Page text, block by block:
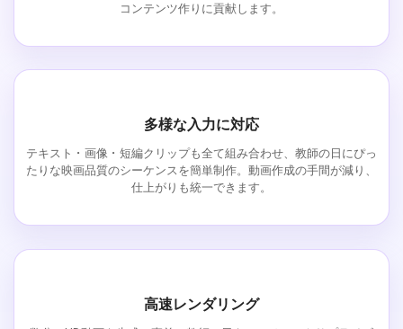
コンテンツ作りに貢献します。
多様な入力に対応
テキスト・画像・短編クリップも全て組み合わせ、教師の日にぴっ
たりな映画品質のシーケンスを簡単制作。動画作成の手間が減り、
仕上がりも統一できます。
高速レンダリング